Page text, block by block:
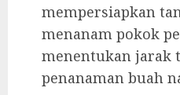
mempersiapkan
menanam pokok
menentukan jarak
penanaman buah